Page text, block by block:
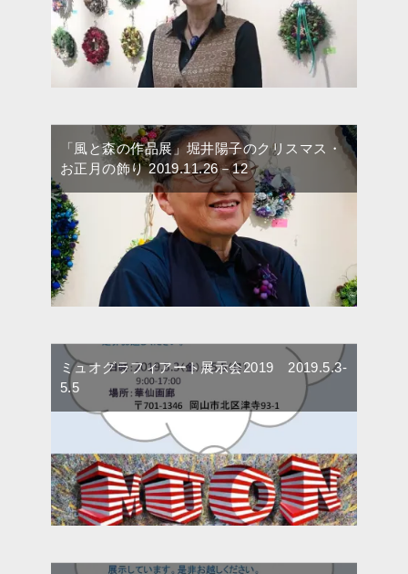
「風と森の作品展」堀井陽子のクリスマス・
お正月の飾り 2019.11.26－12
ミュオグラフィアート展示会2019 2019.5.3-
5.5